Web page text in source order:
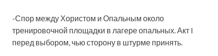
-Спор между Хористом и Опальным около
тренировочной площадки в лагере опальных. Акт I
перед выбором, чью сторону в штурме принять.